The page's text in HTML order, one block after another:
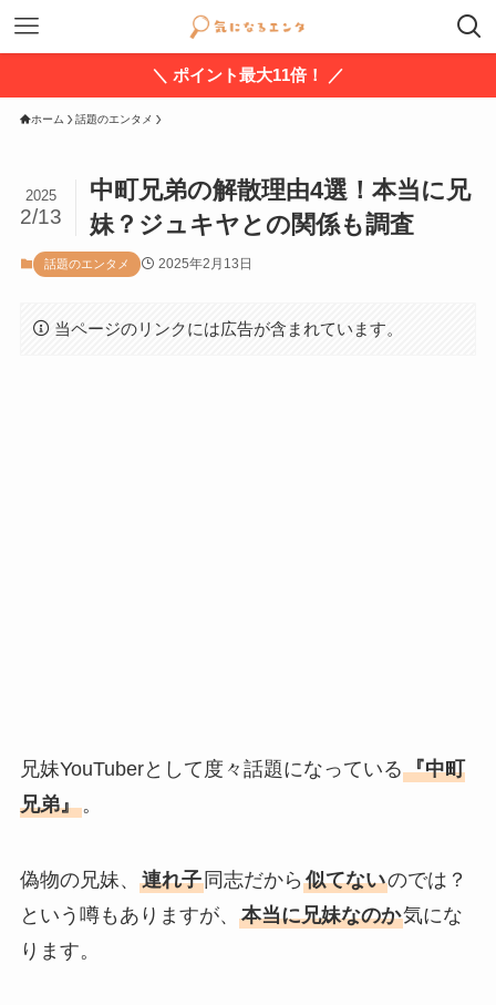
＼ ポイント最大11倍！ ／
ホーム 話題のエンタメ
中町兄弟の解散理由4選！本当に兄
妹？ジュキヤとの関係も調査
2025
2/13
話題のエンタメ 2025年2月13日
当ページのリンクには広告が含まれています。
兄妹YouTuberとして度々話題になっている『中町
兄弟』。
偽物の兄妹、 連れ子同志だから 似てないのでは？
という噂もありますが、 本当に兄妹なのか気にな
ります。